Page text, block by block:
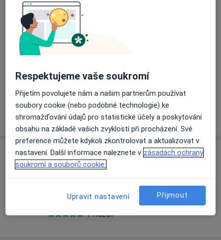
Zvětšení prsou
Modelace prsou
Liposukce
Jak fungují ceny?
Specialisté
Prim. MUDr. Inka Třešková
Plastický chirurg
1 názor
Respektujeme vaše soukromí
Přijetím povolujete nám a našim partnerům používat
soubory cookie (nebo podobné technologie) ke
shromažďování údajů pro statistické účely a poskytování
obsahu na základě vašich zvyklostí při procházení. Své
preference můžete kdykoli zkontrolovat a aktualizovat v
nastavení. Další informace naleznete v zásadách ochrany
soukromí a souborů cookie.
Upravit nastavení Přijmout